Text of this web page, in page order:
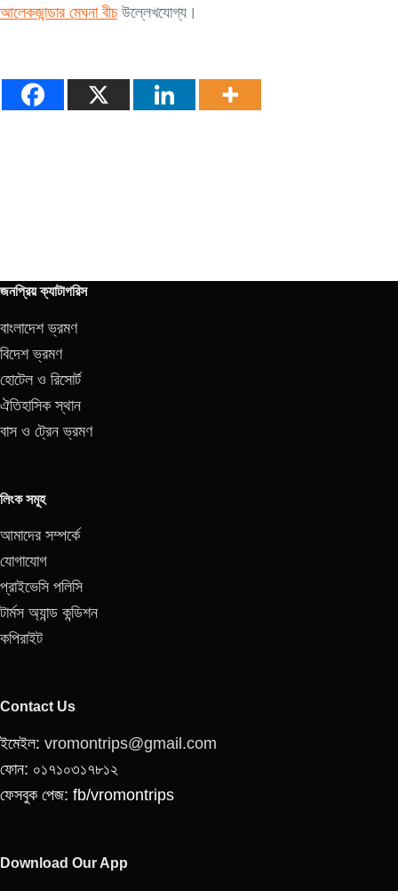
আলেকজান্ডার মেঘনা বীচউল্লেখযোগ্য।
জনপ্রিয় ক্যাটাগরিস
বাংলাদেশ ভ্রমণ
বিদেশ ভ্রমণ
হোটেল ও রিসোর্ট
ঐতিহাসিক স্থান
বাস ও ট্রেন ভ্রমণ
লিংক সমূহ
আমাদের সম্পর্কে
যোগাযোগ
প্রাইভেসি পলিসি
টার্মস অ্যান্ড কন্ডিশন
কপিরাইট
Contact Us
ইমেইল: vromontrips@gmail.com
ফোন: ০১৭১০৩১৭৮১২
ফেসবুক পেজ: fb/vromontrips
Download Our App